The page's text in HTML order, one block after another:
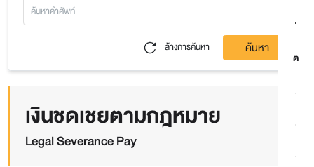
ล้างการค้นหา ค้นหา
ด
ต
ถ
ท
ธ
เงินชดเชยตามกฎหมาย
Legal Severance Pay